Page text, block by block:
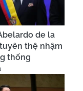
de la
thệ nhậm
thống